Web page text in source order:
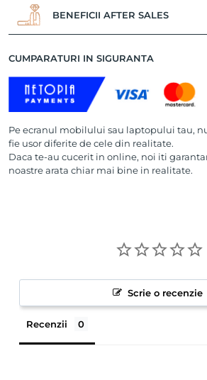
BENEFICII AFTER SALES
CUMPARATURI IN SIGURANTA
Pe ecranul mobilului sau laptopului tau,
fie usor diferite de cele din realitate.
Daca te-au cucerit in online, noi iti
noastre arata chiar mai bine in realitate.
Scrie o recenzie
Recenzii